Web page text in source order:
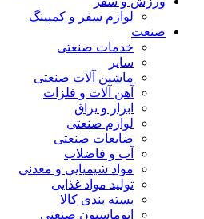
لوازم سفر و کمپینگ
صنعت
خدمات صنعتی
سایر
ماشین آلات صنعتی
آهن آلات و فلزات
ابزار و یراق
لوازم صنعتی
ضایعات صنعتی
آب و فاضلاب
مواد شیمیایی و معدنی
تولید مواد غذایی
بسته بندی کالا
اتوماسیون صنعتی